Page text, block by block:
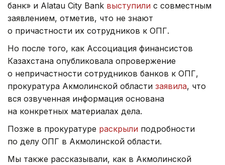
банк» и Alatau City Bank выступили с совместным
заявлением, отметив, что не знают
о причастности их сотрудников к ОПГ.
Но после того, как Ассоциация финансистов
Казахстана опубликовала опровержение
о непричастности сотрудников банков к ОПГ,
прокуратура Акмолинской области заявила, что
вся озвученная информация основана
на конкретных материалах дела.
Позже в прокуратуре раскрыли подробности
по делу ОПГ в Акмолинской области.
Мы также рассказывали, как в Акмолинской